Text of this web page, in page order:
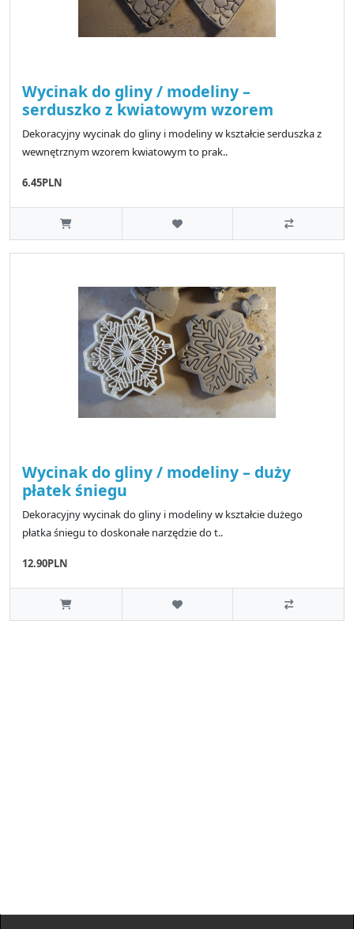
Wycinak do gliny / modeliny –
serduszko z kwiatowym wzorem
Dekoracyjny wycinak do gliny i modeliny w kształcie serduszka z
wewnętrznym wzorem kwiatowym to prak..
6.45PLN
Wycinak do gliny / modeliny – duży
płatek śniegu
Dekoracyjny wycinak do gliny i modeliny w kształcie dużego
płatka śniegu to doskonałe narzędzie do t..
12.90PLN